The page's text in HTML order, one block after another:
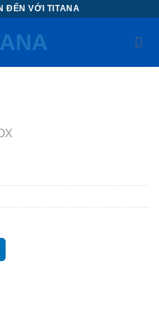
ĐẾN VỚI TITANA